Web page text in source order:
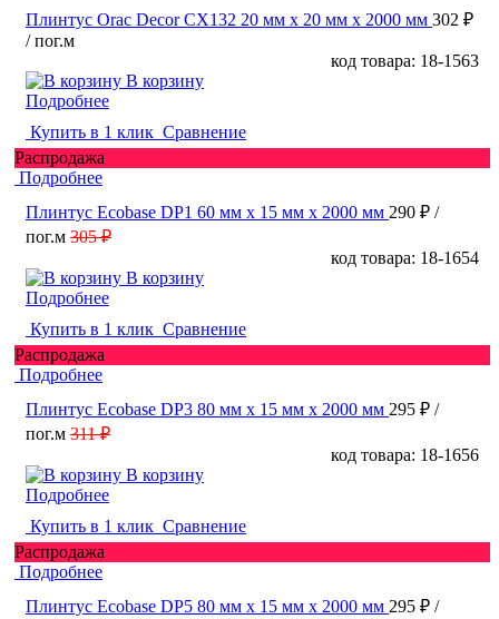
Плинтус Orac Decor CX132 20 мм х 20 мм х 2000 мм 302 ₽
/ пог.м
код товара: 18-1563
В корзину
Подробнее
Купить в 1 клик Сравнение
Распродажа
Подробнее
Плинтус Ecobase DP1 60 мм х 15 мм х 2000 мм 290 ₽ /
пог.м 305 ₽
код товара: 18-1654
В корзину
Подробнее
Купить в 1 клик Сравнение
Распродажа
Подробнее
Плинтус Ecobase DP3 80 мм х 15 мм х 2000 мм 295 ₽ /
пог.м 311 ₽
код товара: 18-1656
В корзину
Подробнее
Купить в 1 клик Сравнение
Распродажа
Подробнее
Плинтус Ecobase DP5 80 мм х 15 мм х 2000 мм 295 ₽ /